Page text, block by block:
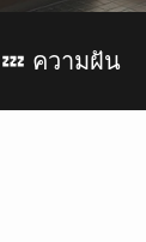
💤 ความฝัน